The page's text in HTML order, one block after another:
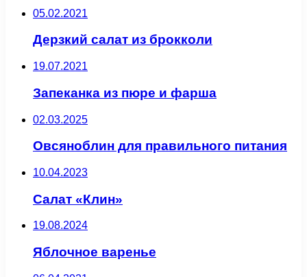
05.02.2021
Дерзкий салат из брокколи
19.07.2021
Запеканка из пюре и фарша
02.03.2025
Овсяноблин для правильного питания
10.04.2023
Салат «Клин»
19.08.2024
Яблочное варенье